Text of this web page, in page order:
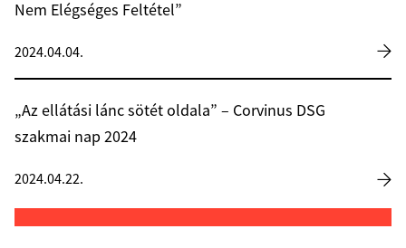
Nem Elégséges Feltétel”
2024.04.04.
„Az ellátási lánc sötét oldala” – Corvinus DSG
szakmai nap 2024
2024.04.22.